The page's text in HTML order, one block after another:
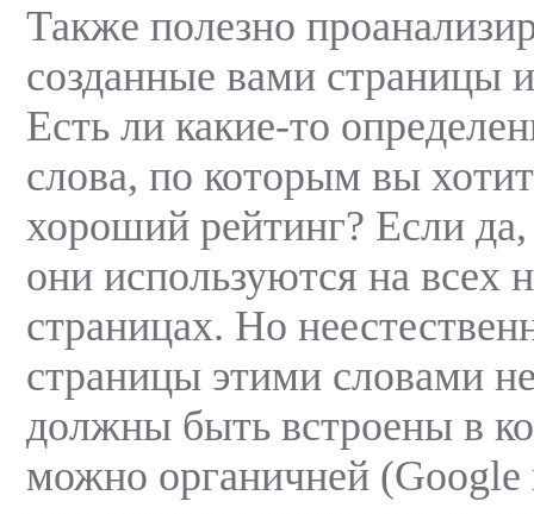
Также полезно
созданные вами страницы
Есть ли какие-то
слова, по которым вы
хороший рейтинг? Если да,
они используются на всех
страницах. Но
страницы этими словами
должны быть встроены в
можно органичней (Google